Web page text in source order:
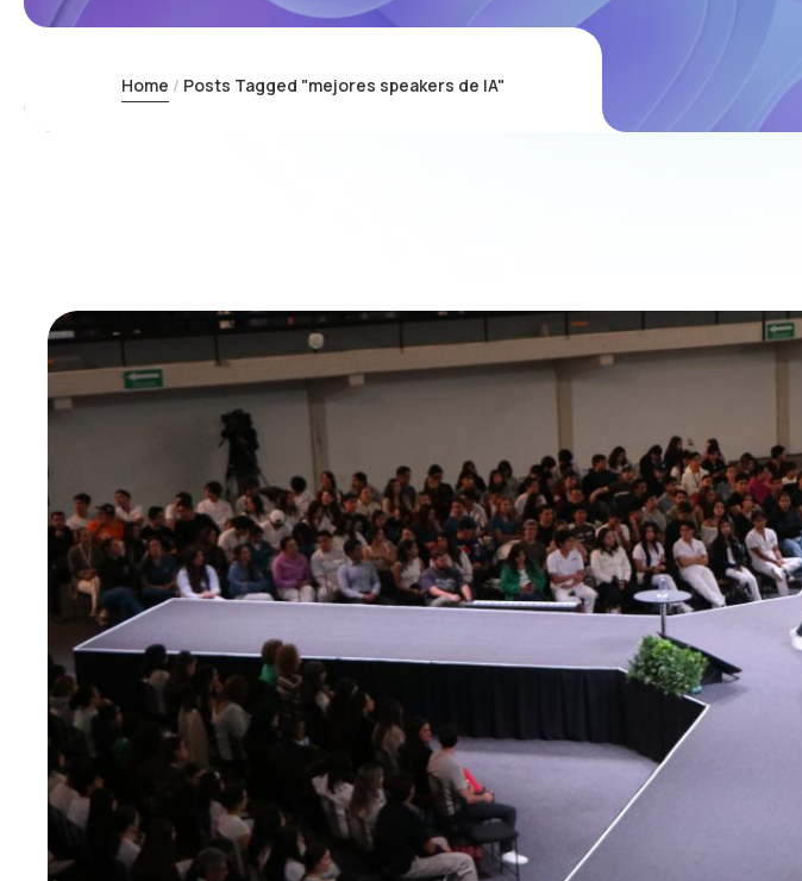
Home Posts Tagged "mejores speakers de IA"